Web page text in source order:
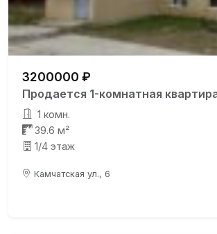
3200000 ₽
Продается 1-комнатная
1 комн.
39.6 м²
1/4 этаж
Камчатская ул., 6